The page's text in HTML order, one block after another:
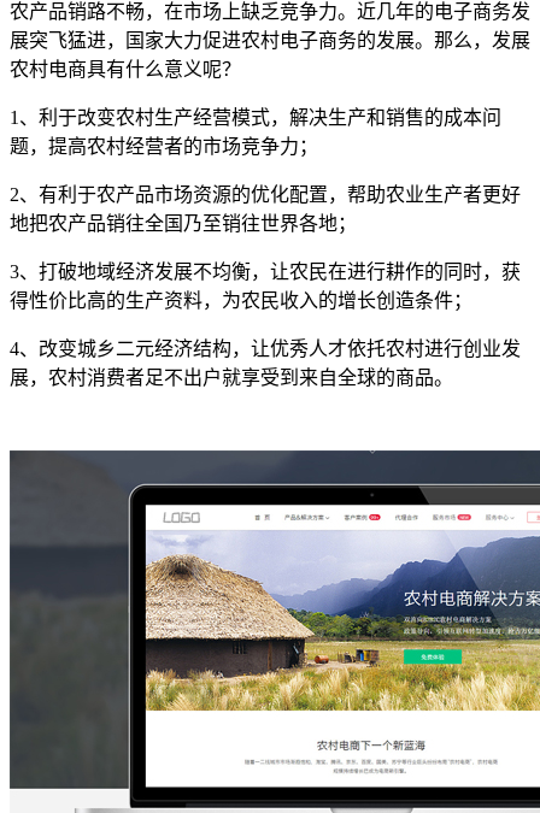
农产品销路不畅，在市场上缺乏竞争力。近几年的电子商务发
展突飞猛进，国家大力促进农村电子商务的发展。那么，发展
农村电商具有什么意义呢？
1、利于改变农村生产经营模式，解决生产和销售的成本问
题，提高农村经营者的市场竞争力；
2、有利于农产品市场资源的优化配置，帮助农业生产者更好
地把农产品销往全国乃至销往世界各地；
3、打破地域经济发展不均衡，让农民在进行耕作的同时，获
得性价比高的生产资料，为农民收入的增长创造条件；
4、改变城乡二元经济结构，让优秀人才依托农村进行创业发
展，农村消费者足不出户就享受到来自全球的商品。